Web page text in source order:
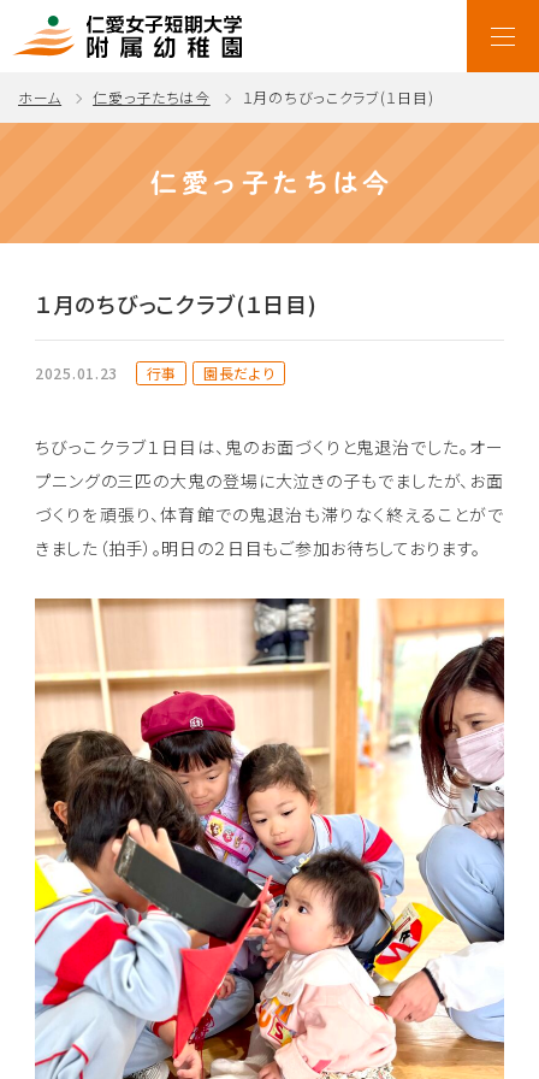
ホーム 仁愛っ子たちは今 １月のちびっこクラブ(１日目)
仁愛っ子たちは今
１月のちびっこクラブ(１日目)
2025.01.23 行事 園長だより
ちびっこクラブ１日目は、鬼のお面づくりと鬼退治でした。オー
プニングの三匹の大鬼の登場に大泣きの子もでましたが、お面
づくりを頑張り、体育館での鬼退治も滞りなく終えることがで
きました（拍手）。明日の２日目もご参加お待ちしております。